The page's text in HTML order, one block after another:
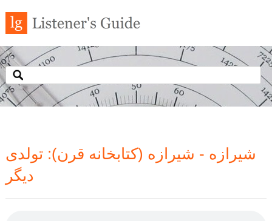
شیرازه - شیرازه (کتابخانه قرن): تولدی
دیگر